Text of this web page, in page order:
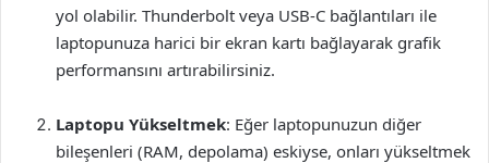
yol olabilir. Thunderbolt veya USB-C bağlantıları ile
laptopunuza harici bir ekran kartı bağlayarak grafik
performansını artırabilirsiniz.
Laptopu Yükseltmek: Eğer laptopunuzun diğer
bileşenleri (RAM, depolama) eskiyse, onları yükseltmek